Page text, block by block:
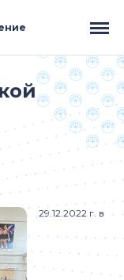
29.12.2022 г. в